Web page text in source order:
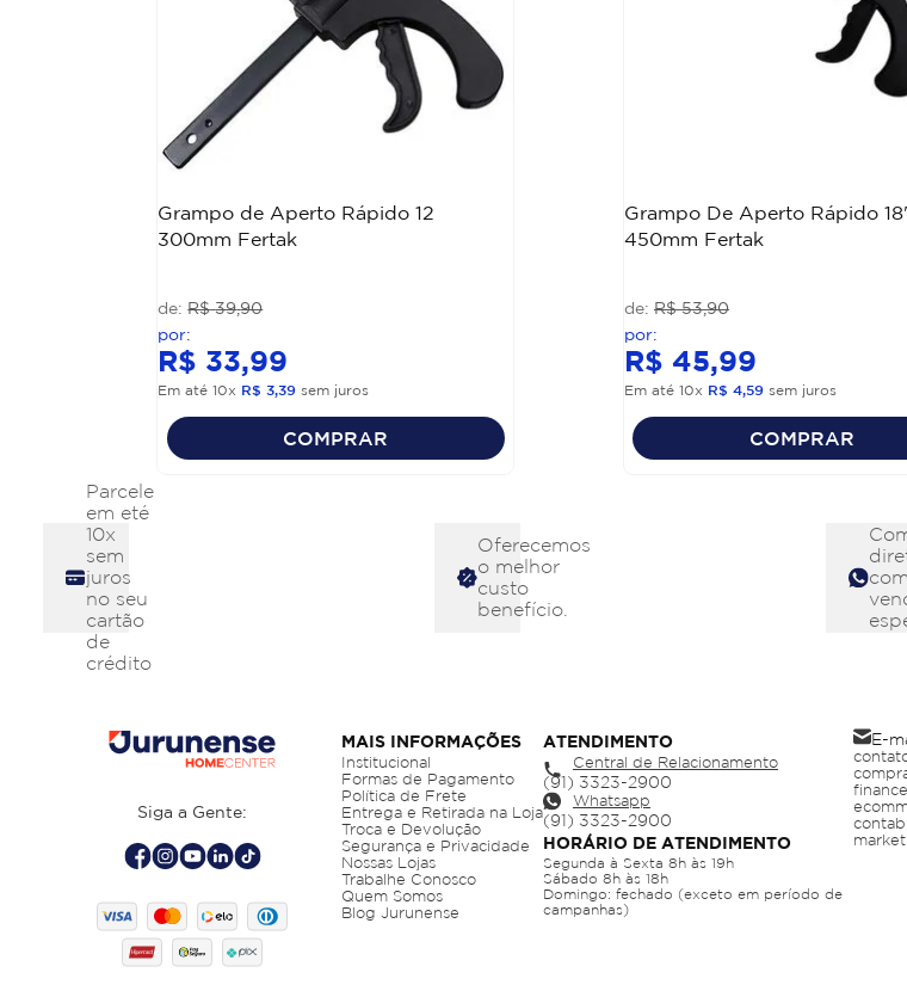
Grampo de Aperto Rápido 12
300mm Fertak
R$ 39,90
R$ 33,99
Em até10x R$ 3,39 sem juros
COMPRAR
Grampo De Aperto Rápido
450mm Fertak
R$ 53,90
R$ 45,99
Em até 10x R$ 4,59sem juros
COMPRAR
Parcele
em eté
10x
sem
juros
no seu
cartão
de
crédito
Oferecemos
o melhor
custo
benefício.
com
Siga a Gente:
MAIS INFORMAÇÕES
Institucional
Formas de Pagamento
Política de Frete
Entrega e Retirada na Loja
Troca e Devolução
Segurança e Privacidade
Nossas Lojas
Trabalhe Conosco
Quem Somos
Blog Jurunense
ATENDIMENTO
Central de Relacionamento
Whatsapp
HORÁRIO DE ATENDIMENTO
Segunda à Sexta 8h às 19h
Sábado 8h às 18h
Domingo: fechado (exceto em período de
campanhas)
E-